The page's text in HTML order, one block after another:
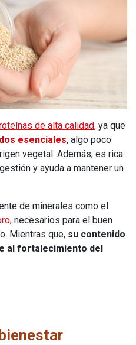
de alta calidad, ya que
esenciales, algo poco
vegetal. Además, es rica
y ayuda a mantener un
de minerales como el
, necesarios para el buen
Mientras que, su contenido
al fortalecimiento del